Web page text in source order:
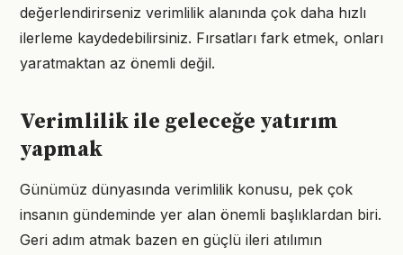
değerlendirirseniz verimlilik alanında çok daha hızlı
ilerleme kaydedebilirsiniz. Fırsatları fark etmek, onları
yaratmaktan az önemli değil.
Verimlilik ile geleceğe yatırım
yapmak
Günümüz dünyasında verimlilik konusu, pek çok
insanın gündeminde yer alan önemli başlıklardan biri.
Geri adım atmak bazen en güçlü ileri atılımın